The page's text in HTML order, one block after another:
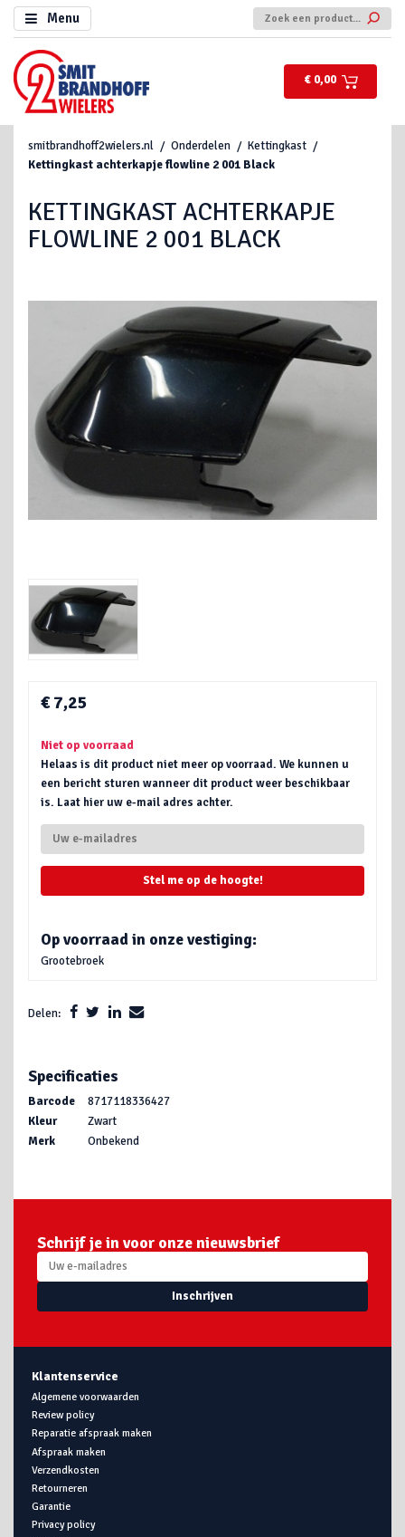
Menu
€ 0,00
smitbrandhoff2wielers.nl Onderdelen
Kettingkast
Kettingkast achterkapje flowline 2 001 Black
KETTINGKAST ACHTERKAPJE
FLOWLINE 2 001 BLACK
€ 7,25
Niet op voorraad
Helaas is dit product niet meer op voorraad. We kunnen u
een bericht sturen wanneer dit product weer beschikbaar
is. Laat hier uw e-mail adres achter.
Stel me op de hoogte!
Op voorraad in onze vestiging:
Grootebroek
Delen:
Specificaties
Barcode
8717118336427
Kleur
Zwart
Merk
Onbekend
Schrijf je in voor onze nieuwsbrief
Inschrijven
Klantenservice
Algemene voorwaarden
Review policy
Reparatie afspraak maken
Afspraak maken
Verzendkosten
Retourneren
Garantie
Privacy policy